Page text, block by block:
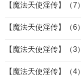
【魔法天使淫传】（7）
【魔法天使淫传】（6）
【魔法天使淫传】（3）
【魔法天使淫传】（4）